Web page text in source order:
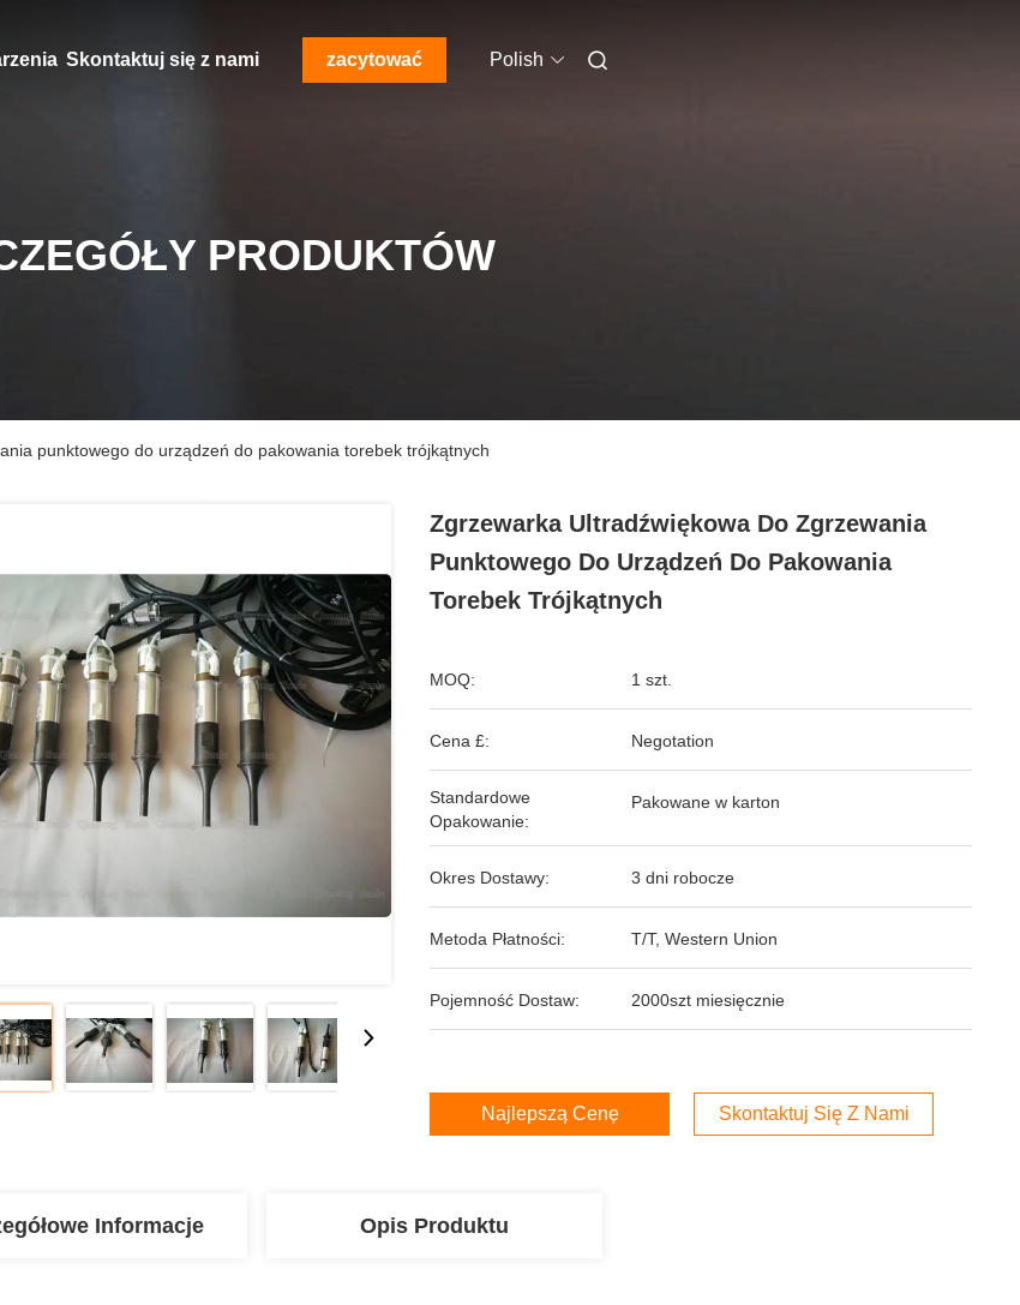
Skontaktuj się z nami zacytować Polish
PRODUKTÓW
punktowego do urządzeń do pakowania torebek trójkątnych
Zgrzewarka Ultradźwiękowa Do Zgrzewania
Punktowego Do Urządzeń Do Pakowania
Torebek Trójkątnych
MOQ: 1 szt.
Cena £: Negotation
Standardowe
Opakowanie:
Pakowane w karton
Okres Dostawy: 3 dni robocze
Metoda Płatności: T/T, Western Union
Pojemność Dostaw: 2000szt miesięcznie
Najlepszą Cenę Skontaktuj Się Z Nami
Informacje Opis Produktu